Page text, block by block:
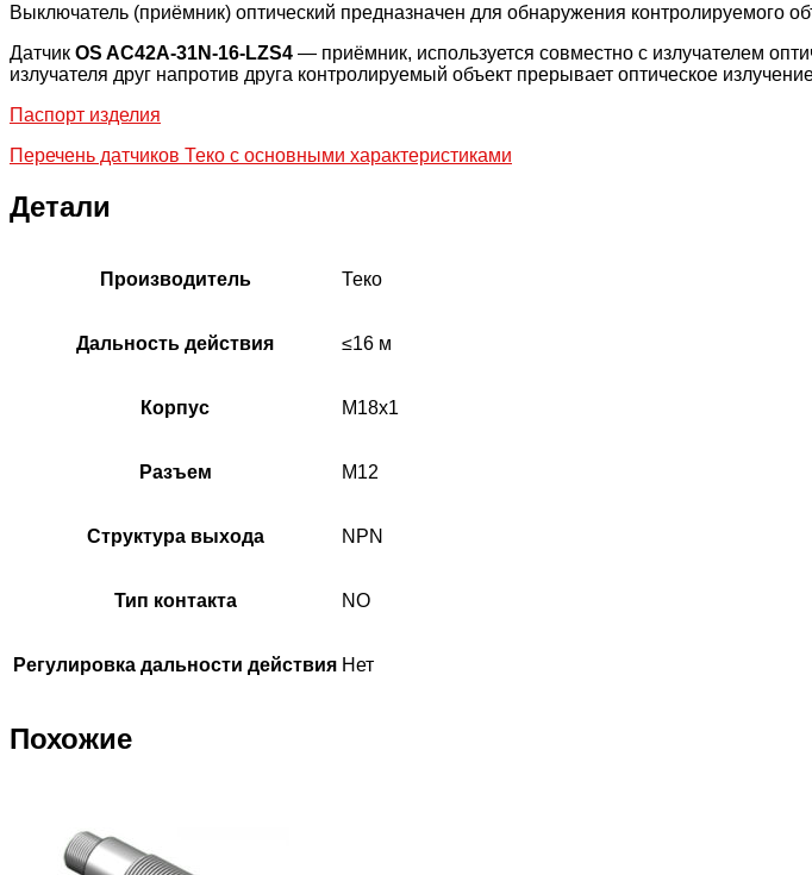
Выключатель (приёмник) оптический предназначен для обнаружения контролируемого
Датчик OS AC42A-31N-16-LZS4 — приёмник, используется совместно с излучателем
излучателя друг напротив друга контролируемый объект прерывает оптическое
Паспорт изделия
Перечень датчиков Теко с основными характеристиками
Детали
Производитель Теко
Дальность действия ≤16 м
Корпус М18х1
Разъем М12
Структура выхода NPN
Тип контакта NO
Регулировка дальности действия Нет
Похожие